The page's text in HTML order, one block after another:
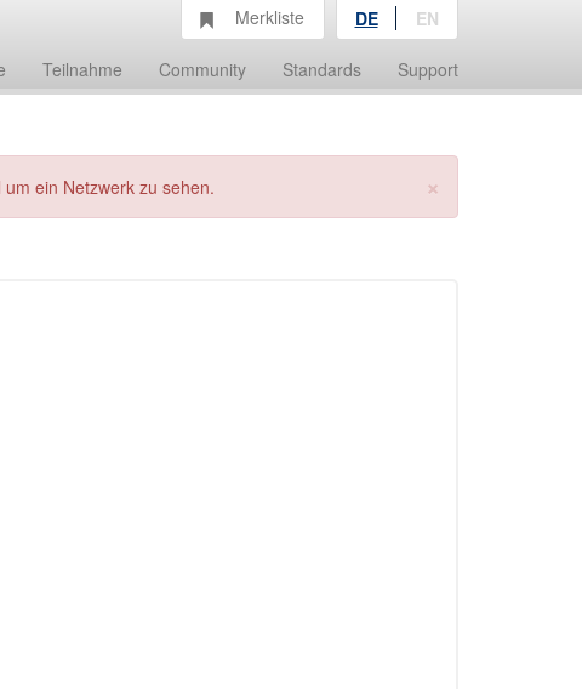
Teilnahme Community Standards Support
Merkliste DE EN
×
ein Netzwerk zu sehen.